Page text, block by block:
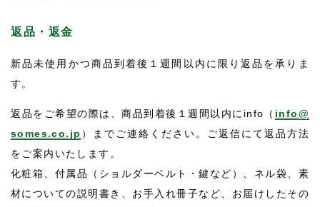
返品・返金
新品未使用かつ商品到着後１週間以内に限り返品を承りま
す。
返品をご希望の際は、商品到着後１週間以内にinfo（ info@
somes.co.jp ）までご連絡ください。ご返信にて返品方法
をご案内いたします。
化粧箱、付属品（ショルダーベルト・鍵など）、ネル袋、素
材についての説明書き、お手入れ冊子など、お届けしたその